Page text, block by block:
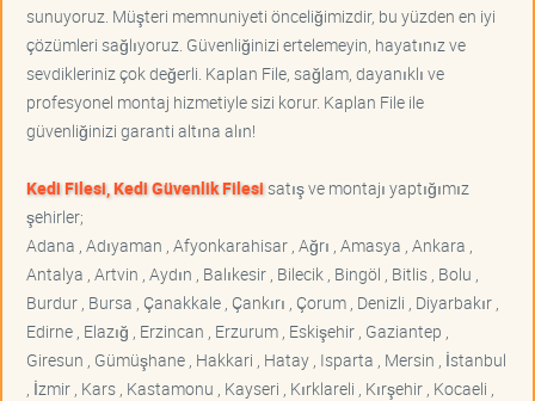
sunuyoruz. Müşteri memnuniyeti önceliğimizdir, bu yüzden en iyi
çözümleri sağlıyoruz. Güvenliğinizi ertelemeyin, hayatınız ve
sevdikleriniz çok değerli. Kaplan File, sağlam, dayanıklı ve
profesyonel montaj hizmetiyle sizi korur. Kaplan File ile
güvenliğinizi garanti altına alın!
Kedi Filesi, Kedi Güvenlik Filesisatış ve montajı yaptığımız
şehirler;
Adana , Adıyaman , Afyonkarahisar , Ağrı , Amasya , Ankara ,
Antalya , Artvin , Aydın , Balıkesir , Bilecik , Bingöl , Bitlis , Bolu ,
Burdur , Bursa , Çanakkale , Çankırı , Çorum , Denizli , Diyarbakır ,
Edirne , Elazığ , Erzincan , Erzurum , Eskişehir , Gaziantep ,
Giresun , Gümüşhane , Hakkari , Hatay , Isparta , Mersin , İstanbul
, İzmir , Kars , Kastamonu , Kayseri , Kırklareli , Kırşehir , Kocaeli ,